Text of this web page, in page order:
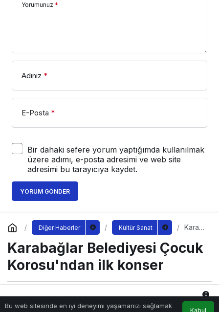
Yorumunuz *
Adınız *
E-Posta *
Bir dahaki sefere yorum yaptığımda kullanılmak
üzere adımı, e-posta adresimi ve web site
adresimi bu tarayıcıya kaydet.
YORUM GÖNDER
Diğer Haberler Kültür Sanat
Karab
Beledi
yesi
ilk
konser
Karabağlar Belediyesi Çocuk
Korosu'ndan ilk konser
Sağlıklı.Orgtarafından yayınlandı
15 Haziran 2023, 08:45yayınlandı
Bu web sitesinde en iyi deneyimi yaşamanızı sağlamak
Kabul
Anasayfa Akış Hesabım Bildirimler
0